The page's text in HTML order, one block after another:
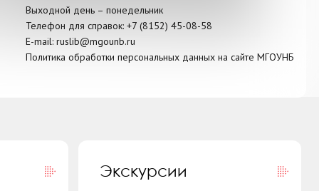
Выходной день – понедельник
Телефон для справок: +7 (8152) 45-08-58
E-mail: ruslib@mgounb.ru
Политика обработки персональных данных на сайте МГОУНБ
Литературные истории»
Экскурсии